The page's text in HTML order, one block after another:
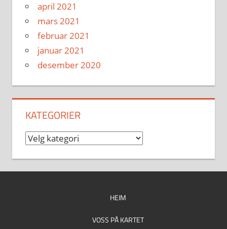
april 2021
mars 2021
februar 2021
januar 2021
desember 2020
KATEGORIER
Kategorier
HEIM
VOSS PÅ KARTET